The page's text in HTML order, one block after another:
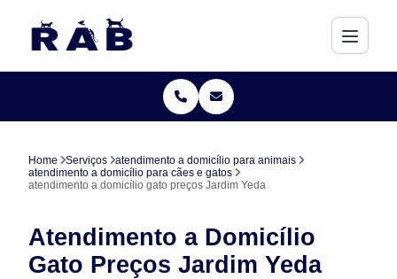
Home Serviços
atendimento a domicílio para animais
atendimento a domicílio para cães e gatos
atendimento a domicílio gato preços Jardim Yeda
Atendimento a Domicílio
Gato Preços Jardim Yeda